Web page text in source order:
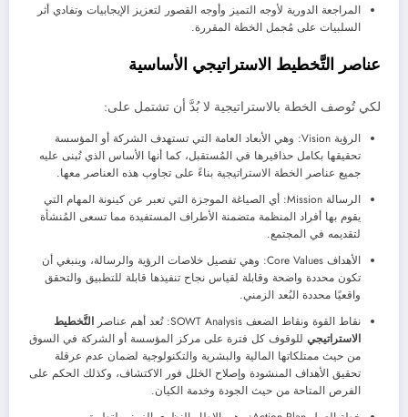
المراجعة الدورية لأوجه التميز وأوجه القصور لتعزيز الإيجابيات وتفادي أثر
السلبيات على مُجمل الخطة المقررة.
عناصر التَّخطيط الاستراتيجي الأساسية
لكي تُوصف الخطة بالاستراتيجية لا بُدَّ أن تشتمل على:
الرؤية Vision: وهي الأبعاد العامة التي تستهدف الشركة أو المؤسسة
تحقيقها بكامل حذافيرها في المُستقبل، كما أنها الأساس الذي تُبنى عليه
جميع عناصر الخطة الاستراتيجية بناءً على تجاوب هذه العناصر معها.
الرسالة Mission: أي الصياغة الموجزة التي تعبر عن كينونة المهام التي
يقوم بها أفراد المنظمة متضمنة الأطراف المستفيدة مما تسعى المُنشأة
لتقديمه في المجتمع.
الأهداف Core Values: وهي تفصيل خلاصات الرؤية والرسالة، وينبغي أن
تكون محددة واضحة وقابلة لقياس نجاح تنفيذها قابلة للتطبيق والتحقق
واقعيًا محددة البُعد الزمني.
نقاط القوة ونقاط الضعف SOWT Analysis: تُعد أهم عناصر
التَّخطيط
الاستراتيجي للوقوف كل فترة على مركز المؤسسة أو الشركة في السوق
من حيث ممتلكاتها المالية والبشرية والتكنولوجية لضمان عدم عرقلة
تحقيق الأهداف المنشودة وإصلاح الخلل فور الاكتشاف، وكذلك الحكم على
الفرص المتاحة من حيث الجودة وخدمة الكيان.